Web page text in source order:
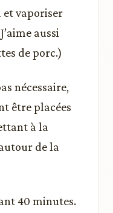
vaporiser
aussi
de porc.)
nécessaire,
être placées
à la
de la
40 minutes.